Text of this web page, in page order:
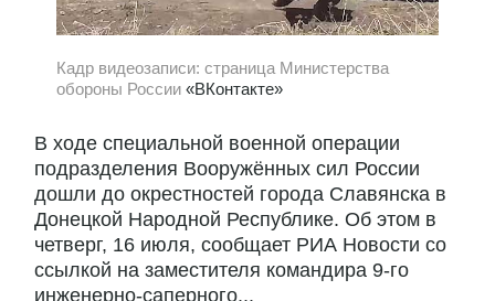
Кадр видеозаписи: страница Министерства
обороны России «ВКонтакте»
В ходе специальной военной операции
подразделения Вооружённых сил России
дошли до окрестностей города Славянска в
Донецкой Народной Республике. Об этом в
четверг, 16 июля, сообщает РИА Новости со
ссылкой на заместителя командира 9-го
инженерно-саперного...